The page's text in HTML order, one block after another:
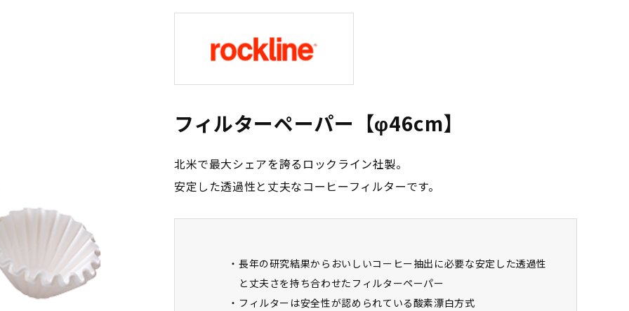
フィルターペーパー【φ46cm】
北米で最大シェアを誇るロックライン社製。
安定した透過性と丈夫なコーヒーフィルターです。
長年の研究結果からおいしいコーヒー抽出に必要な安定した透過性
と丈夫さを持ち合わせたフィルターペーパー
フィルターは安全性が認められている酸素漂白方式